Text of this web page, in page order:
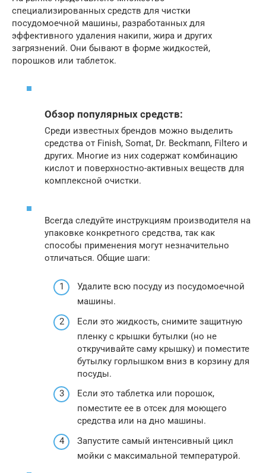
специализированных средств для чистки
посудомоечной машины, разработанных для
эффективного удаления накипи, жира и других
загрязнений. Они бывают в форме жидкостей,
порошков или таблеток.
Обзор популярных средств:
Среди известных брендов можно выделить
средства от Finish, Somat, Dr. Beckmann, Filtero и
других. Многие из них содержат комбинацию
кислот и поверхностно-активных веществ для
комплексной очистки.
Всегда следуйте инструкциям производителя на
упаковке конкретного средства, так как
способы применения могут незначительно
отличаться. Общие шаги:
Удалите всю посуду из посудомоечной
машины.
Если это жидкость, снимите защитную
пленку с крышки бутылки (но не
откручивайте саму крышку) и поместите
бутылку горлышком вниз в корзину для
посуды.
Если это таблетка или порошок,
поместите ее в отсек для моющего
средства или на дно машины.
Запустите самый интенсивный цикл
мойки с максимальной температурой.